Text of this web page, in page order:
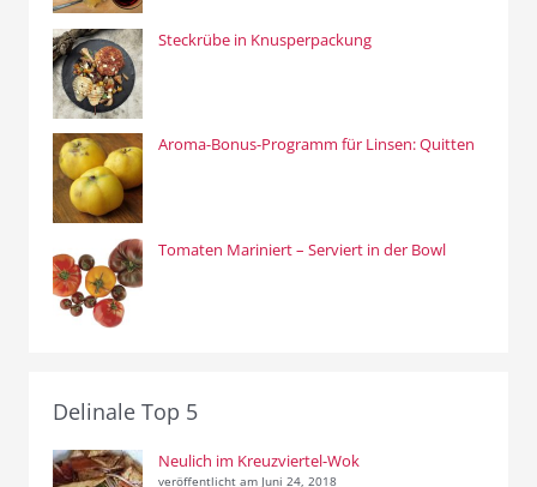
Steckrübe in Knusperpackung
Aroma-Bonus-Programm für Linsen: Quitten
Tomaten Mariniert – Serviert in der Bowl
Delinale Top 5
Neulich im Kreuzviertel-Wok
veröffentlicht am Juni 24, 2018